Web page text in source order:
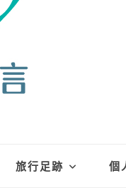
旅行足跡 個